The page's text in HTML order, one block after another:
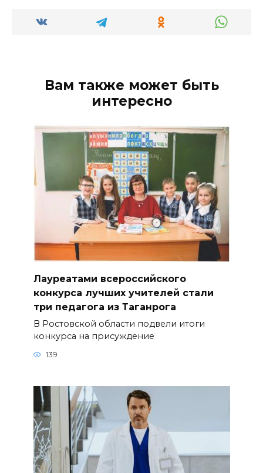
Вам также может быть
интересно
Лауреатами всероссийского
конкурса лучших учителей стали
три педагога из Таганрога
В Ростовской области подвели итоги
конкурса на присуждение
139